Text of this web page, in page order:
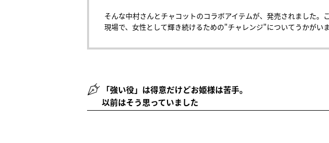
そんな中村さんとチャコットのコラボアイテムが、発売されました。
現場で、女性として輝き続けるための"チャレンジ"についてうかがいま
「強い役」は得意だけどお姫様は苦手。
以前はそう思っていました